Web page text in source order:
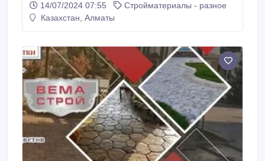
пиломатериалы отличаются высокой прочностью.
Сушка позволяет предохранить древесину от
материалы без труда декорируются и
характеризуются высокой надежностью.
14/07/2024 07:55
Стройматериалы - разное
Казахстан, Алматы